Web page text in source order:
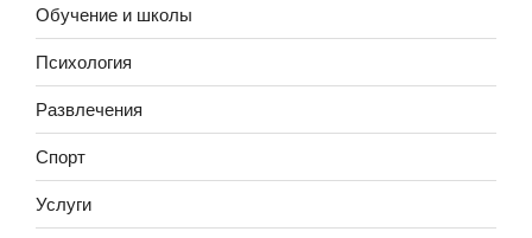
Обучение и школы
Психология
Развлечения
Спорт
Услуги